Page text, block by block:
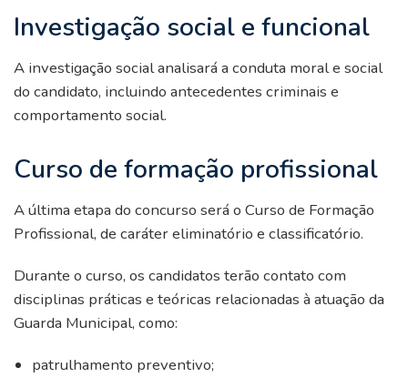
Investigação social e funcional
A investigação social analisará a conduta moral e social
do candidato, incluindo antecedentes criminais e
comportamento social.
Curso de formação profissional
A última etapa do concurso será o Curso de Formação
Profissional, de caráter eliminatório e classificatório.
Durante o curso, os candidatos terão contato com
disciplinas práticas e teóricas relacionadas à atuação da
Guarda Municipal, como:
patrulhamento preventivo;